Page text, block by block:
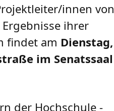
innen von
ihrer
findet am Dienstag,
im Senatssaal
der Hochschule -